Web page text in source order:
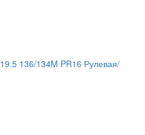
136/134M PR16 Рулевая/